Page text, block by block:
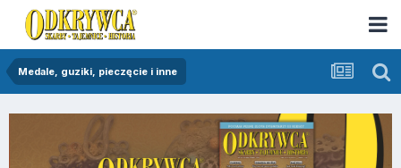
Medale, guziki, pieczęcie i inne